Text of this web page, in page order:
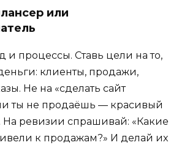
или
и процессы. Ставь цели на то,
клиенты, продажи,
Не на «сделать сайт
ты не продаёшь — красивый
На ревизии спрашивай: «Какие
к продажам?» И делай их